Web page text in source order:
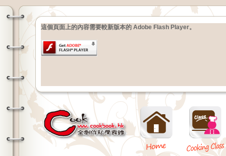
這個頁面上的內容需要較新版本的 Adobe Flash Player。